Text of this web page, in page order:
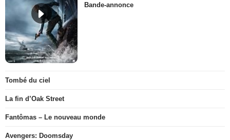
Bande-annonce
Tombé du ciel
La fin d’Oak Street
Fantômas – Le nouveau monde
Avengers: Doomsday